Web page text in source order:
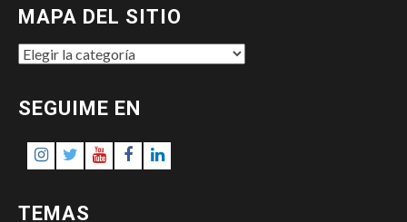
MAPA DEL SITIO
MAPA
SITIO
SEGUIME EN
Instagram
Twitter
Youtube
Facebook
LinkedIn
TEMAS